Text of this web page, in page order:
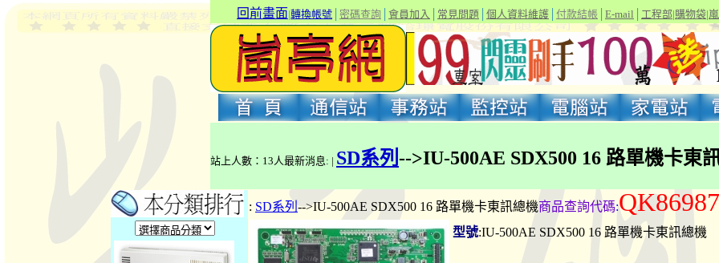
回前畫面|轉換帳號 密碼查詢 會員加入 常見問題 個人資料維護 付款結帳 E-mail 工程部|購物袋|
站上人數：13人最新消息: | SD系列 -->IU-500AE SDX500 16 路單機卡東
: SD系列 -->IU-500AE SDX500 16 路單機卡東訊總機商品查詢代碼:QK86987
型號:IU-500AE SDX500 16 路單機卡東訊總機